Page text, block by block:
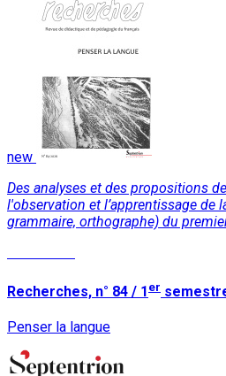
new
Des analyses et des propositions
l'observation et l’apprentissage de
grammaire, orthographe) du
Recherches, n° 84 / 1 er
Penser la langue